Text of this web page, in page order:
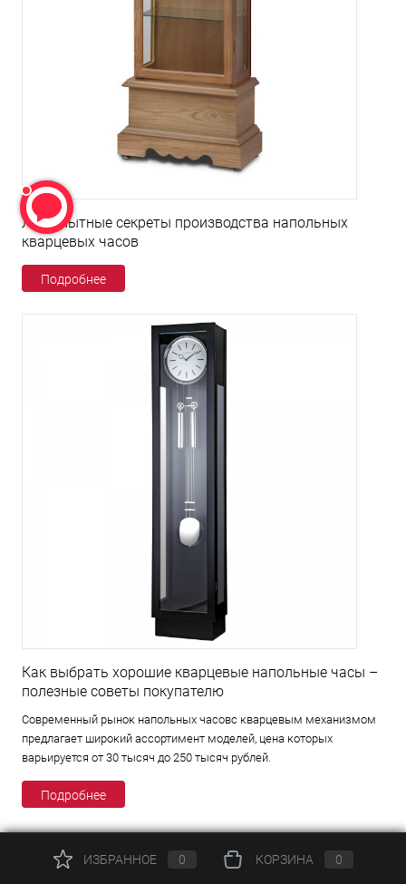
Любопытные секреты производства напольных
кварцевых часов
Подробнее
Как выбрать хорошие кварцевые напольные часы –
полезные советы покупателю
Современный рынок напольных часовс кварцевым механизмом
предлагает широкий ассортимент моделей, цена которых
варьируется от 30 тысяч до 250 тысяч рублей.
Подробнее
ИЗБРАННОЕ 0 КОРЗИНА 0